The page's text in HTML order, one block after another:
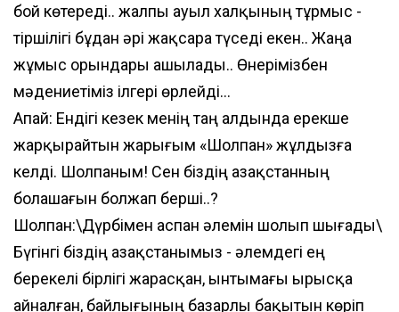
бой көтереді.. жалпы ауыл халқының тұрмыс -
тіршілігі бұдан әрі жақсара түседі екен.. Жаңа
жұмыс орындары ашылады.. Өнерімізбен
мәдениетіміз ілгері өрлейді...
Апай: Ендігі кезек менің таң алдында ерекше
жарқырайтын жарығым «Шолпан» жұлдызға
келді. Шолпаным! Сен біздің Қазақстанның
болашағын болжап берші..?
Шолпан:\Дүрбімен аспан әлемін шолып шығады\
Бүгінгі біздің Қазақстанымыз - әлемдегі ең
берекелі бірлігі жарасқан, ынтымағы ырысқа
айналған, байлығының базарлы бақытын көріп